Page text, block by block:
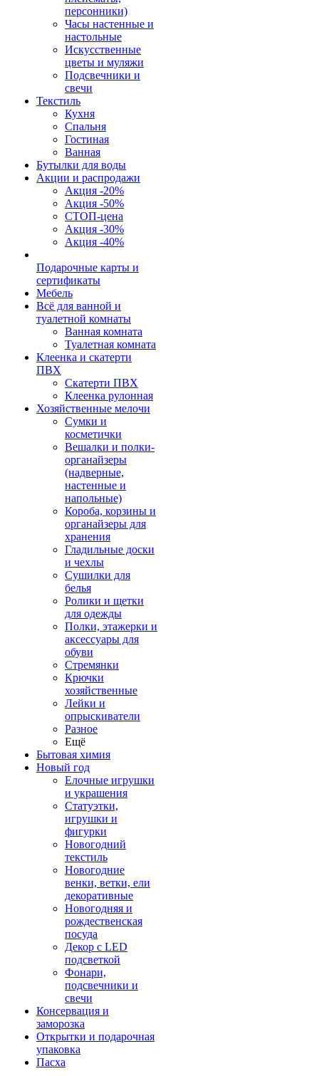
персонники)
Часы настенные и
настольные
Искусственные
цветы и муляжи
Подсвечники и
свечи
Текстиль
Кухня
Спальня
Гостиная
Ванная
Бутылки для воды
Акции и распродажи
Акция -20%
Акция -50%
СТОП-цена
Акция -30%
Акция -40%
Подарочные карты и
сертификаты
Мебель
Всё для ванной и
туалетной комнаты
Ванная комната
Туалетная комната
Клеенка и скатерти
ПВХ
Скатерти ПВХ
Клеенка рулонная
Хозяйственные мелочи
Сумки и
косметички
Вешалки и полки-
органайзеры
(надверные,
настенные и
напольные)
Короба, корзины и
органайзеры для
хранения
Гладильные доски
и чехлы
Сушилки для
белья
Ролики и щетки
для одежды
Полки, этажерки и
аксессуары для
обуви
Стремянки
Крючки
хозяйственные
Лейки и
опрыскиватели
Разное
Ещё
Бытовая химия
Новый год
Елочные игрушки
и украшения
Статуэтки,
игрушки и
фигурки
Новогодний
текстиль
Новогодние
венки, ветки, ели
декоративные
Новогодняя и
рождественская
посуда
Декор с LED
подсветкой
Фонари,
подсвечники и
свечи
Консервация и
заморозка
Открытки и подарочная
упаковка
Пасха